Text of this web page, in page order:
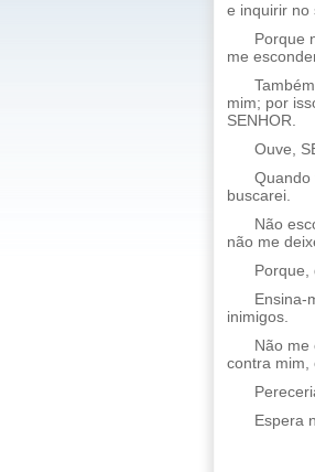
e inquirir no
Porque
me
mim; por
SENHOR.
Ouve,
Quando
buscarei.
Não
não me
Porque,
Ensina-
inimigos.
Não me
contra mim,
Espera